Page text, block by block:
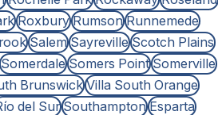
Roxbury Rumson Runnemede
Salem Sayreville Scotch Plains
Somerdale Somers Point Somerville
Brunswick Villa South Orange
del Sur Southampton Esparta